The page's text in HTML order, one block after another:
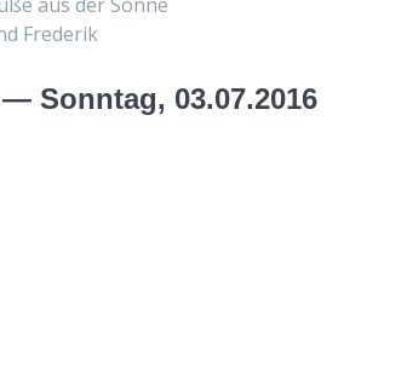
aus der Sonne
Frederik
Sonntag, 03.07.2016